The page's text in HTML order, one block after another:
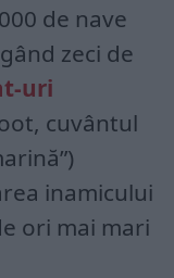
de nave
zeci de
uri
cuvântul
inamicului
ori mai mari